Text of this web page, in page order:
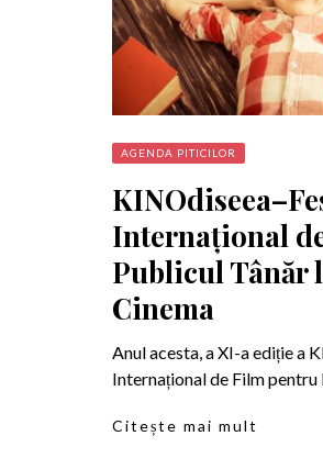
AGENDA PITICILOR
Internațional
Publicul Tânăr
Cinema
Anul acesta, a XI-a ediție a
Internațional de Film pentru
Citește mai mult